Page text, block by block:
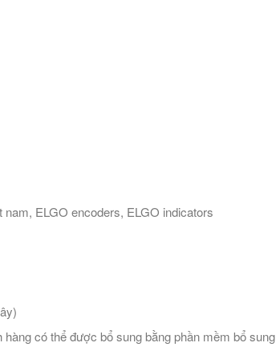
ELGO encoders, ELGO indicators
có thể được bổ sung bằng phần mềm bổ sung